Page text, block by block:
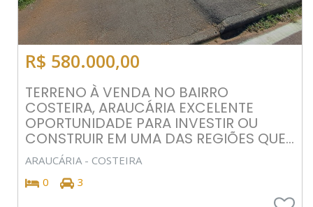
R$ 580.000,00
TERRENO À VENDA NO BAIRRO
COSTEIRA, ARAUCÁRIA EXCELENTE
OPORTUNIDADE PARA INVESTIR OU
CONSTRUIR EM UMA DAS REGIÕES QUE...
ARAUCÁRIA - COSTEIRA
0
3